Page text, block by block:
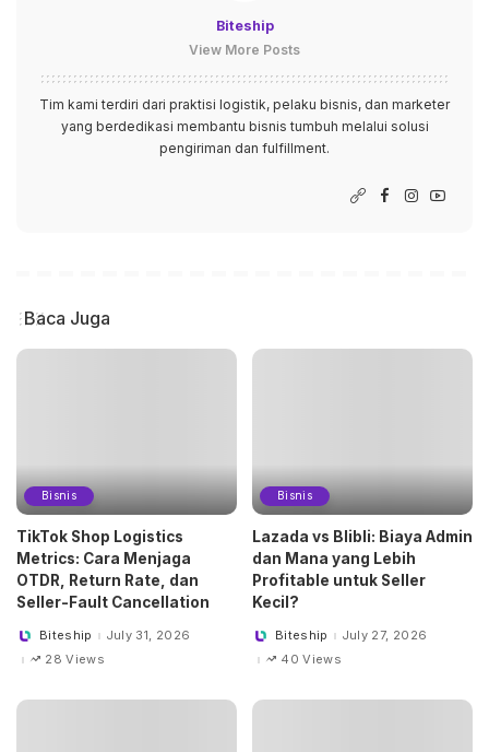
Biteship
View More Posts
Tim kami terdiri dari praktisi logistik, pelaku bisnis, dan marketer
yang berdedikasi membantu bisnis tumbuh melalui solusi
pengiriman dan fulfillment.
Baca Juga
Bisnis
TikTok Shop Logistics
Metrics: Cara Menjaga
OTDR, Return Rate, dan
Seller-Fault Cancellation
PostedBiteship
July 31, 2026
28 Views
Bisnis
Lazada vs Blibli: Biaya Admin
dan Mana yang Lebih
Profitable untuk Seller
Kecil?
PostedBiteship
July 27, 2026
40 Views